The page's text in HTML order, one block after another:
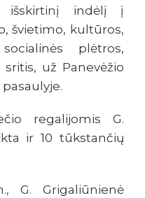
išskirtinį indėlį į
švietimo, kultūros,
plėtros,
už Panevėžio
regalijomis G.
ir 10 tūkstančių
G. Grigaliūnienė